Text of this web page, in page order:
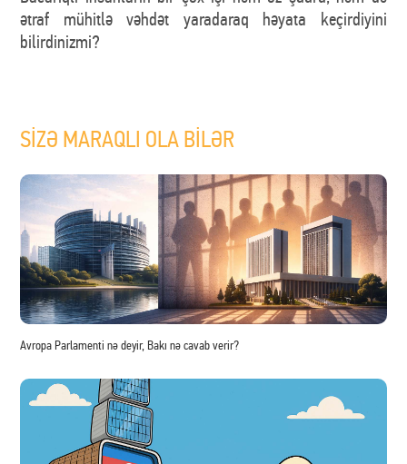
ətraf mühitlə vəhdət yaradaraq həyata keçirdiyini
bilirdinizmi?
SİZƏ MARAQLI OLA BİLƏR
Avropa Parlamenti nə deyir, Bakı nə cavab verir?